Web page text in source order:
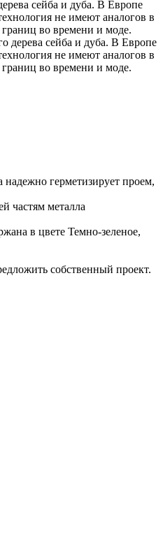
сейба и дуба. В Европе
не имеют аналогов в
во времени и моде.
дерева сейба и дуба. В Европе
не имеют аналогов в
во времени и моде.
герметизирует проем,
частям металла
в цвете Темно-зеленое,
собственный проект.